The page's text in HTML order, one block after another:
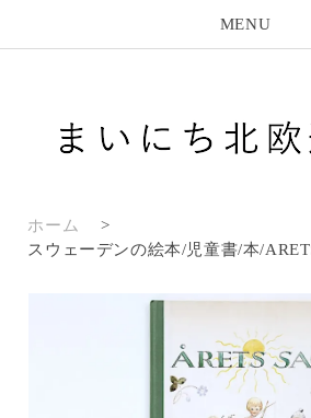
MENU
ホーム
>
スウェーデンの絵本/児童書/本/